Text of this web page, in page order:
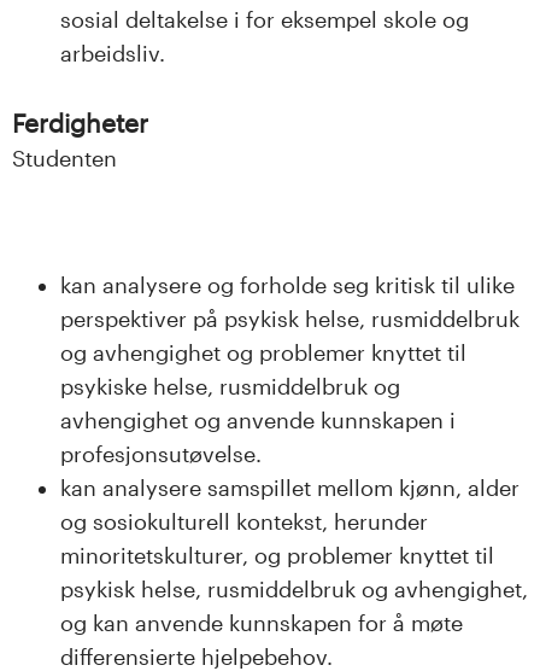
sosial deltakelse i for eksempel skole og
arbeidsliv.
Ferdigheter
Studenten
kan analysere og forholde seg kritisk til ulike
perspektiver på psykisk helse, rusmiddelbruk
og avhengighet og problemer knyttet til
psykiske helse, rusmiddelbruk og
avhengighet og anvende kunnskapen i
profesjonsutøvelse.
kan analysere samspillet mellom kjønn, alder
og sosiokulturell kontekst, herunder
minoritetskulturer, og problemer knyttet til
psykisk helse, rusmiddelbruk og avhengighet,
og kan anvende kunnskapen for å møte
differensierte hjelpebehov.